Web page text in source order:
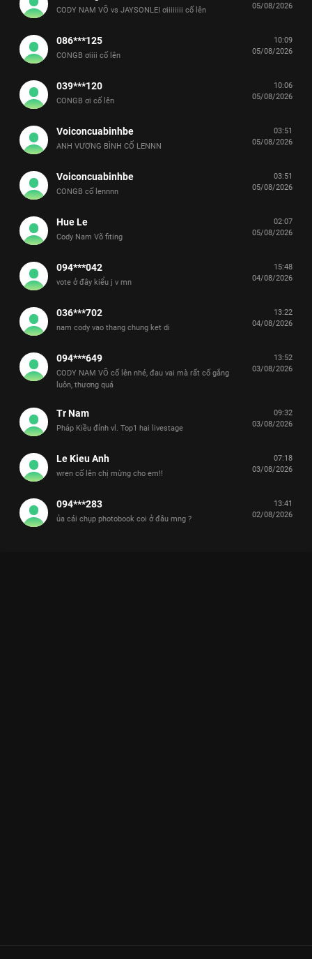
CODY NAM VÕ vs JAYSONLEI ơiiiiiiii cố lên 05/08/2026
086***125
CONGB ơiiii cố lên
10:09
05/08/2026
039***120
CONGB ơi cố lên
10:06
05/08/2026
Voiconcuabinhbe
ANH VƯƠNG BÌNH CỐ LENNN
03:51
05/08/2026
Voiconcuabinhbe
CONGB cố lennnn
03:51
05/08/2026
Hue Le
Cody Nam Võ fiting
02:07
05/08/2026
094***042
vote ở đây kiểu j v mn
15:48
04/08/2026
036***702
nam cody vao thang chung ket di
13:22
04/08/2026
094***649
CODY NAM VÕ cố lên nhé, đau vai mà rất cố gắng
luôn, thương quá
13:52
03/08/2026
Tr Nam
Pháp Kiều đỉnh vl. Top1 hai livestage
09:32
03/08/2026
Le Kieu Anh
wren cố lên chị mừng cho em!!
07:18
03/08/2026
094***283
ủa cái chụp photobook coi ở đâu mng ?
13:41
02/08/2026